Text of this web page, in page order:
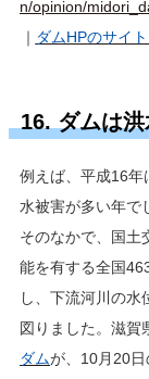
n/opinion/
｜ ダムHPのサイ
16. ダムは
例えば、平成16年
水被害が多い年で
そのなかで、国土
能を有する全国
し、下流河川の水
図りました。滋賀
ダムが、10月20日